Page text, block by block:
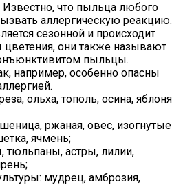
Известно, что пыльца любого
аллергическую реакцию.
сезонной и происходит
цветения, они также называют
пыльцы.
например, особенно опасны
ольха, тополь, осина, яблоня
ржаная, овес, изогнутые
ячмень;
тюльпаны, астры, лилии,
мудрец, амброзия,